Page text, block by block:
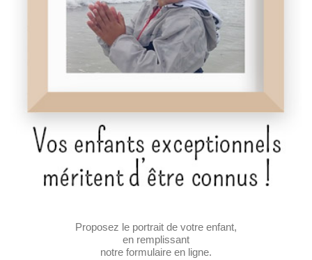
Proposez le portrait de votre enfant,
en remplissant
notre formulaire en ligne.